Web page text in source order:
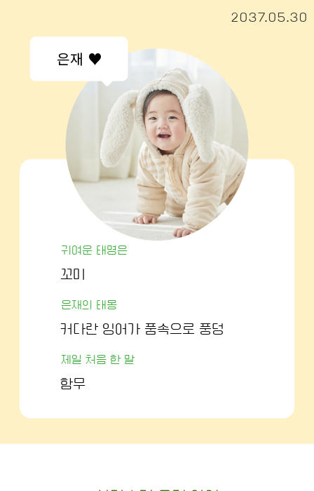
2037.05.30
은재 ♥
귀여운 태명은
꼬미
은재의 태몽
커다란 잉어가 품속으로 풍덩
제일 처음 한 말
함무